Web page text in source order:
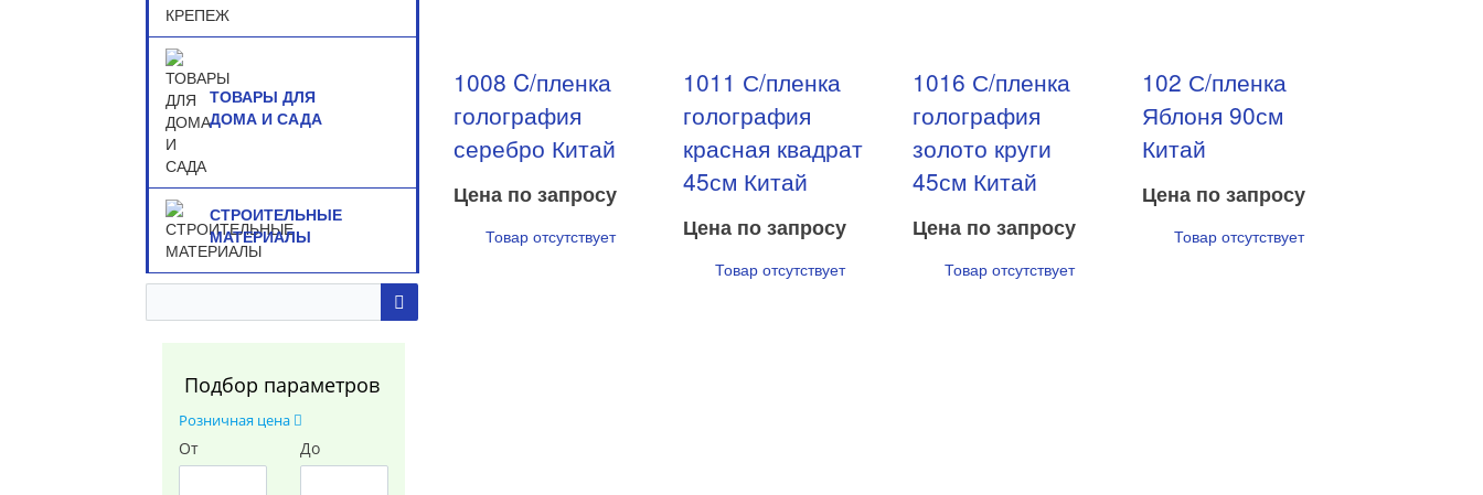
ТОВАРЫ ДЛЯ
ДОМА И САДА
СТРОИТЕЛЬНЫЕ
МАТЕРИАЛЫ
Подбор параметров
Розничная цена
От До
1008 C/пленка
голография
серебро Китай
Цена по запросу
Товар отсутствует
1011 С/пленка
голография
красная квадрат
45см Китай
Цена по запросу
Товар отсутствует
1016 С/пленка
голография
золото круги
45см Китай
Цена по запросу
Товар отсутствует
102 С/пленка
Яблоня 90см
Китай
Цена по запросу
Товар отсутствует